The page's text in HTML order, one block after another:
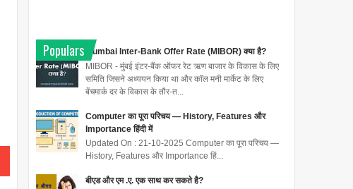
Populars
Mumbai Inter-Bank Offer Rate (MIBOR) क्या है?
MIBOR - मुंबई इंटर-बैंक ऑफर रेट ऋण बाजार के विकास के लिए
समिति जिसने अध्ययन किया था और कॉल मनी मार्केट के लिए
बेंचमार्क दर के विकास के तौर-त...
Computer का पूरा परिचय — History, Features और
Importance हिंदी में
Updated On : 21-10-2025 Computer का पूरा परिचय —
History, Features और Importance हिं...
बीएड और एम .ए. एक साथ कर सकते है?